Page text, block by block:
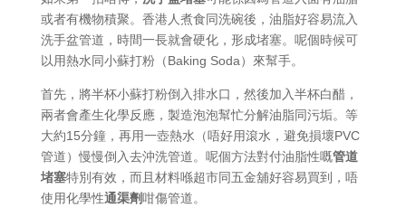
或者有機物積聚。香港人煮食同洗碗後，油脂好容易流入
洗手盆管道，時間一長就會硬化，形成堵塞。呢個時候可
以用熱水同小蘇打粉（Baking Soda）來幫手。
首先，將半杯小蘇打粉倒入排水口，然後加入半杯白醋，
兩者會產生化學反應，製造泡泡幫忙分解油脂同污垢。等
大約15分鐘，再用一壺熱水（唔好用滾水，避免損壞PVC
管道）慢慢倒入去沖洗管道。呢個方法對付油脂性嘅管道
堵塞特別有效，而且材料喺超市同五金舖好容易買到，唔
使用化學性通渠劑咁傷管道。